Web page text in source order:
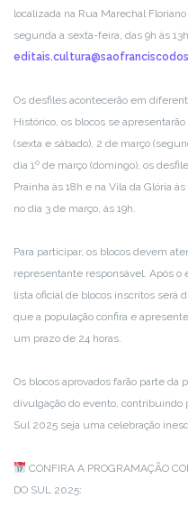
localizada na Rua Marechal
segunda a sexta-feira, das 9h às
Os desfiles acontecerão em
Histórico, os blocos se
(sexta e sábado), 2 de março
dia 1º de março (domingo), os
Prainha às 18h e na Vila da Glória
no dia 3 de março, às 19h.
Para participar, os blocos devem
representante responsável. Após o
lista oficial de blocos inscritos será
que a população confira e
um prazo de 24 horas.
Os blocos aprovados farão parte da
divulgação do evento, contribuindo
Sul 2025 seja uma celebração
CONFIRA A PROGRAMAÇÃO
DO SUL 2025: